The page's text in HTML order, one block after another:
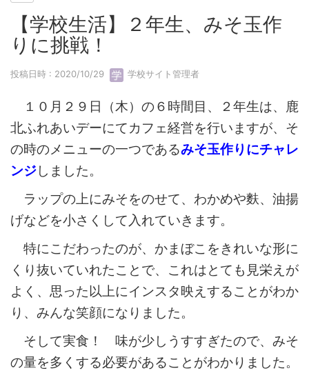
【学校生活】２年生、みそ玉作
りに挑戦！
投稿日時 : 2020/10/29 学校サイト管理者
１０月２９日（木）の６時間目、２年生は、鹿
北ふれあいデーにてカフェ経営を行いますが、そ
の時のメニューの一つであるみそ玉作りにチャレ
ンジしました。
ラップの上にみそをのせて、わかめや麩、油揚
げなどを小さくして入れていきます。
特にこだわったのが、かまぼこをきれいな形に
くり抜いていれたことで、これはとても見栄えが
よく、思った以上にインスタ映えすることがわか
り、みんな笑顔になりました。
そして実食！ 味が少しうすすぎたので、みそ
の量を多くする必要があることがわかりました。